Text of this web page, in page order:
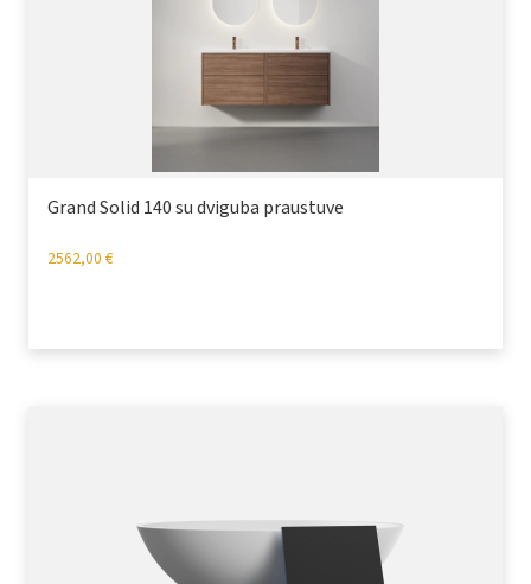
Grand Solid 140 su dviguba praustuve
2562,00 €